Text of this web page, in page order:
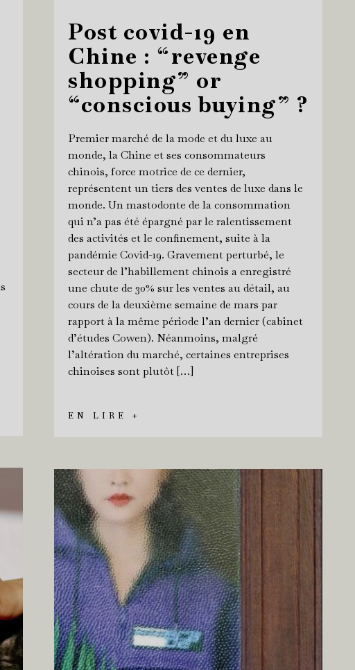
Post covid-19 en
Chine : “revenge
shopping” or
“conscious buying” ?
Premier marché de la mode et du luxe au
monde, la Chine et ses consommateurs
chinois, force motrice de ce dernier,
représentent un tiers des ventes de luxe dans le
monde. Un mastodonte de la consommation
qui n’a pas été épargné par le ralentissement
des activités et le confinement, suite à la
pandémie Covid-19. Gravement perturbé, le
secteur de l’habillement chinois a enregistré
une chute de 30% sur les ventes au détail, au
cours de la deuxième semaine de mars par
rapport à la même période l’an dernier (cabinet
d’études Cowen). Néanmoins, malgré
l’altération du marché, certaines entreprises
chinoises sont plutôt […]
EN LIRE +